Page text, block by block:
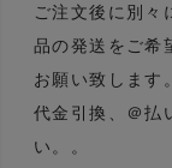
ご注文後に別々
品の発送をご希
お願い致します。
代金引換、＠払
い。。